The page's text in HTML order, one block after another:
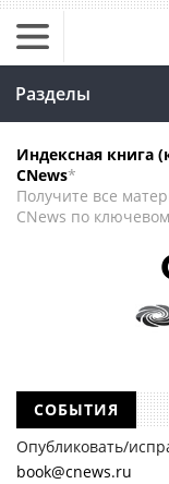
Разделы
Индексная книга
CNews*
Получите все
CNews по
СОБЫТИЯ
Опубликовать/
book@cnews.ru